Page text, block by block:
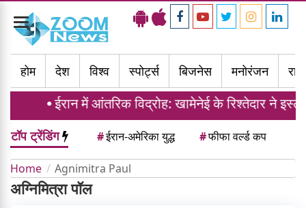
Toggle
navigation
होम
देश विश्व स्पोर्ट्स बिजनेस मनोरंजन
ईरान में आंतरिक विद्रोह: खामेनेई के रिश्तेदार ने
टॉप ट्रेंडिंग #ईरान-अमेरिका युद्ध #फीफा वर्ल्ड कप
Home Agnimitra Paul
अग्निमित्रा पॉल